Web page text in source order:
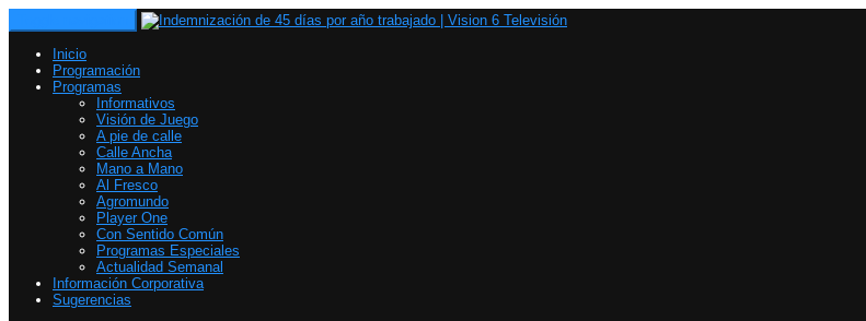
Inicio
Programación
Programas
Informativos
Visión de Juego
A pie de calle
Calle Ancha
Mano a Mano
Al Fresco
Agromundo
Player One
Con Sentido Común
Programas Especiales
Actualidad Semanal
Información Corporativa
Sugerencias